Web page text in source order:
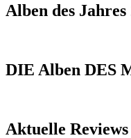
Alben des Jahres
DIE Alben DES
Aktuelle Reviews